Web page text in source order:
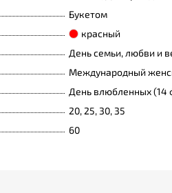
Букетом
красный
День семьи, любви и
Международный
День влюбленных (14
20, 25, 30, 35
60